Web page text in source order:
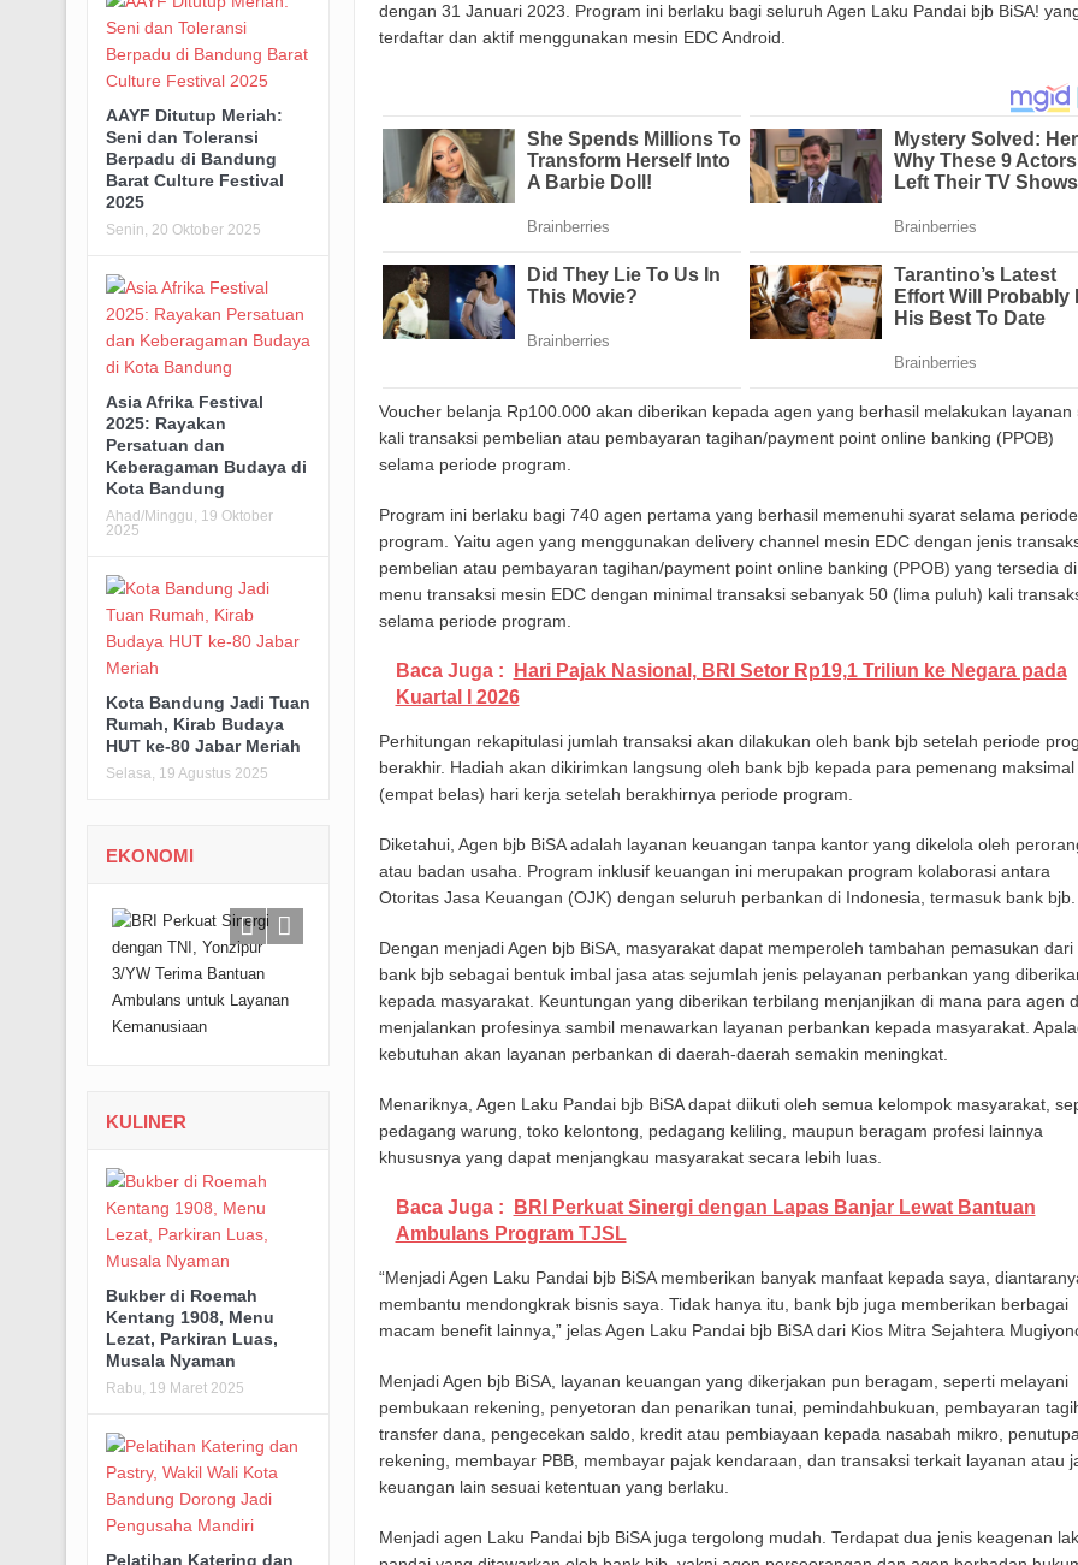
dengan 31 Januari 2023. Program ini berlaku bagi seluruh Agen Laku Pandai bjb BiSA!
terdaftar dan aktif menggunakan mesin EDC Android.
Voucher belanja Rp100.000 akan diberikan kepada agen yang berhasil melakukan layanan
kali transaksi pembelian atau pembayaran tagihan/payment point online banking (PPOB)
selama periode program.
Program ini berlaku bagi 740 agen pertama yang berhasil memenuhi syarat selama periode
program. Yaitu agen yang menggunakan delivery channel mesin EDC dengan jenis
pembelian atau pembayaran tagihan/payment point online banking (PPOB) yang tersedia di
menu transaksi mesin EDC dengan minimal transaksi sebanyak 50 (lima puluh) kali
selama periode program.
Baca Juga :
Hari Pajak Nasional, BRI Setor Rp19,1 Triliun ke Negara pada
Kuartal I 2026
Perhitungan rekapitulasi jumlah transaksi akan dilakukan oleh bank bjb setelah periode
berakhir. Hadiah akan dikirimkan langsung oleh bank bjb kepada para pemenang maksimal
(empat belas) hari kerja setelah berakhirnya periode program.
Diketahui, Agen bjb BiSA adalah layanan keuangan tanpa kantor yang dikelola oleh
atau badan usaha. Program inklusif keuangan ini merupakan program kolaborasi antara
Otoritas Jasa Keuangan (OJK) dengan seluruh perbankan di Indonesia, termasuk bank bjb.
Dengan menjadi Agen bjb BiSA, masyarakat dapat memperoleh tambahan pemasukan dari
bank bjb sebagai bentuk imbal jasa atas sejumlah jenis pelayanan perbankan yang
kepada masyarakat. Keuntungan yang diberikan terbilang menjanjikan di mana para agen
menjalankan profesinya sambil menawarkan layanan perbankan kepada masyarakat.
kebutuhan akan layanan perbankan di daerah-daerah semakin meningkat.
Menariknya, Agen Laku Pandai bjb BiSA dapat diikuti oleh semua kelompok masyarakat,
pedagang warung, toko kelontong, pedagang keliling, maupun beragam profesi lainnya
khususnya yang dapat menjangkau masyarakat secara lebih luas.
Baca Juga :
BRI Perkuat Sinergi dengan Lapas Banjar Lewat Bantuan
Ambulans Program TJSL
“Menjadi Agen Laku Pandai bjb BiSA memberikan banyak manfaat kepada saya,
membantu mendongkrak bisnis saya. Tidak hanya itu, bank bjb juga memberikan berbagai
macam benefit lainnya,” jelas Agen Laku Pandai bjb BiSA dari Kios Mitra Sejahtera
Menjadi Agen bjb BiSA, layanan keuangan yang dikerjakan pun beragam, seperti melayani
pembukaan rekening, penyetoran dan penarikan tunai, pemindahbukuan, pembayaran
transfer dana, pengecekan saldo, kredit atau pembiayaan kepada nasabah mikro,
rekening, membayar PBB, membayar pajak kendaraan, dan transaksi terkait layanan atau
keuangan lain sesuai ketentuan yang berlaku.
Menjadi agen Laku Pandai bjb BiSA juga tergolong mudah. Terdapat dua jenis keagenan
AAYF Ditutup Meriah:
Seni dan Toleransi
Berpadu di Bandung
Barat Culture Festival
2025
Senin, 20 Oktober 2025
Asia Afrika Festival
2025: Rayakan
Persatuan dan
Keberagaman Budaya di
Kota Bandung
Ahad/Minggu, 19 Oktober
2025
Kota Bandung Jadi Tuan
Rumah, Kirab Budaya
HUT ke-80 Jabar Meriah
Selasa, 19 Agustus 2025
EKONOMI
KULINER
Bukber di Roemah
Kentang 1908, Menu
Lezat, Parkiran Luas,
Musala Nyaman
Rabu, 19 Maret 2025
Pelatihan Katering dan